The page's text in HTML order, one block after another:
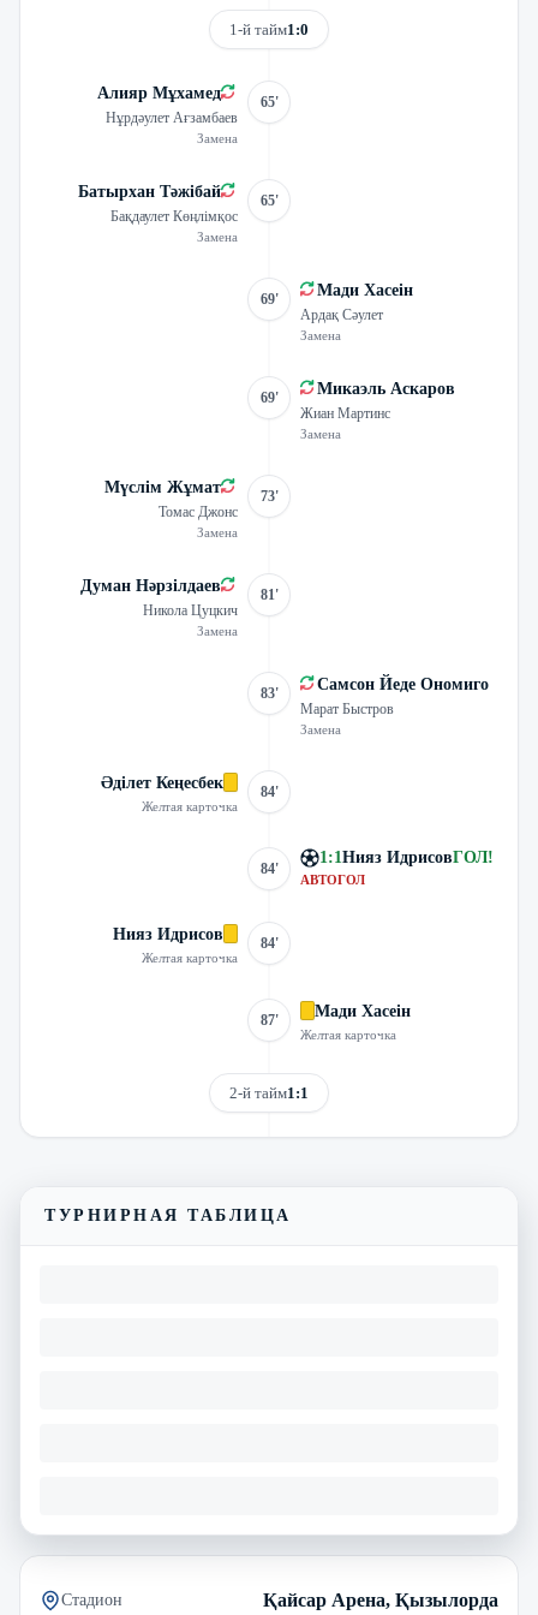
1-й тайм1:0
Алияр Мұхамед
Нұрдәулет Ағзамбаев
Замена
65'
Батырхан Тәжібай
Бақдаулет Көңлімқос
Замена
65'
69' Мади Хасеін
Ардақ Сәулет
Замена
69' Микаэль Аскаров
Жиан Мартинс
Замена
Мүслім Жұмат
Томас Джонс
Замена
73'
Думан Нәрзілдаев
Никола Цуцкич
Замена
81'
83' Самсон Йеде Ономиго
Марат Быстров
Замена
Әділет Кеңесбек
Желтая карточка
84'
84'
1:1Нияз ИдрисовГОЛ!
АВТОГОЛ
Нияз Идрисов
Желтая карточка
84'
87' Мади Хасеін
Желтая карточка
2-й тайм1:1
ТУРНИРНАЯ ТАБЛИЦА
Стадион Қайсар Арена, Қызылорда